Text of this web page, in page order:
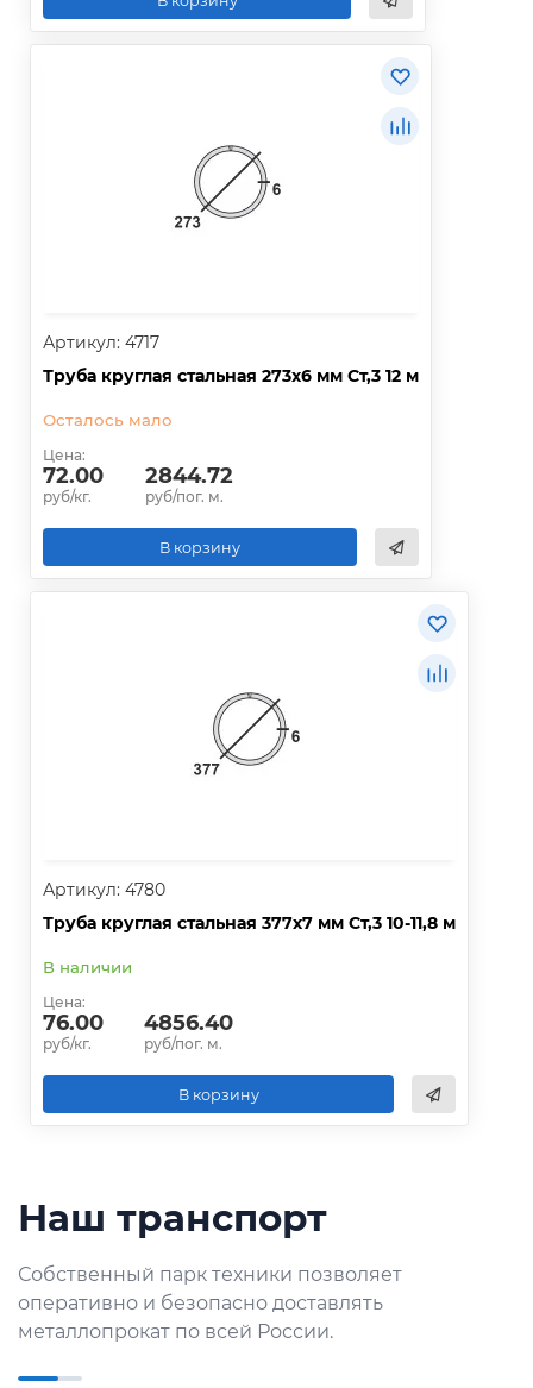
Артикул: 4717
Труба круглая стальная 273х6 мм Ст,3 12 м
Осталось мало
Цена:
72.00
руб/кг.
2844.72
руб/пог. м.
В корзину
Артикул: 4780
Труба круглая стальная 377х7 мм Ст,3 10-11,8 м
В наличии
Цена:
76.00
руб/кг.
4856.40
руб/пог. м.
В корзину
Наш транспорт
Собственный парк техники позволяет
оперативно и безопасно доставлять
металлопрокат по всей России.